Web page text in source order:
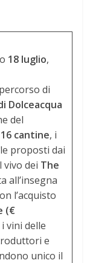
18 luglio,
di
Dolceacqua
del
16 cantine, i
proposti dai
vivo dei The
all’insegna
l’acquisto
(€
vini delle
e
unico il